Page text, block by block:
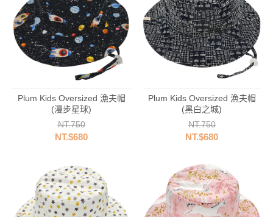
Plum Kids Oversized 漁夫帽
(漫步星球)
NT.750
NT.$680
Plum Kids Oversized 漁夫帽
(黑白之城)
NT.750
NT.$680